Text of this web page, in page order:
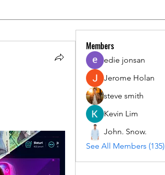
Members
edie jonsan
Jerome Holan
steve smith
Kevin Lim
John. Snow.
See All Members (135)